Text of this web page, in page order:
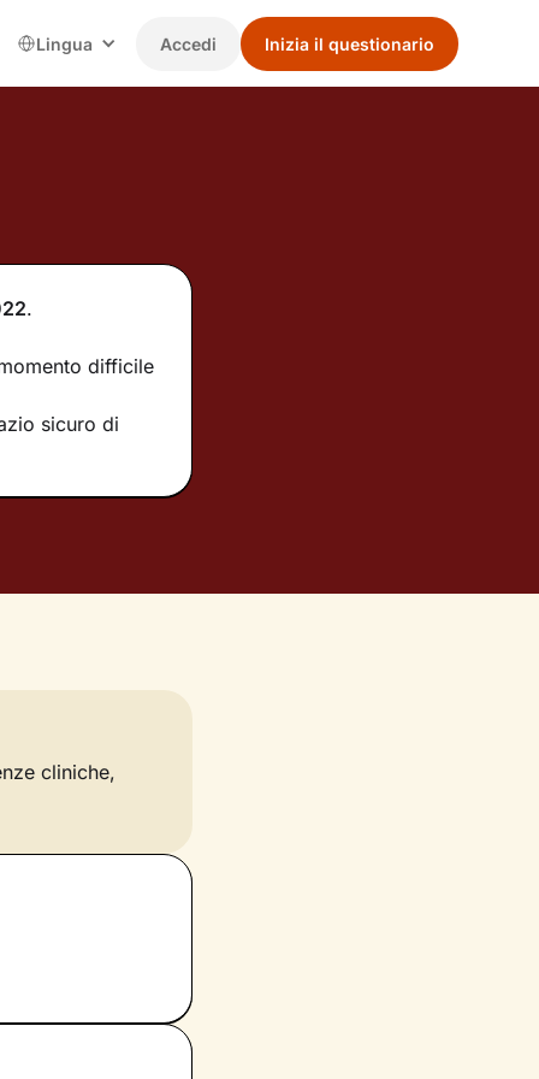
Lingua Accedi Inizia il questionario
.
difficile
sicuro di
cliniche,